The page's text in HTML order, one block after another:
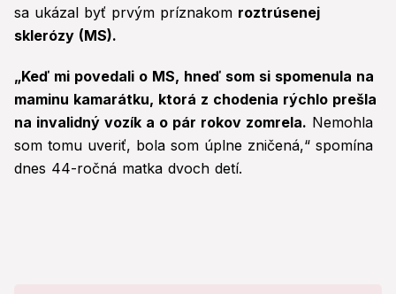
sa ukázal byť prvým príznakom roztrúsenej
sklerózy (MS).
„Keď mi povedali o MS, hneď som si spomenula na
maminu kamarátku, ktorá z chodenia rýchlo prešla
na invalidný vozík a o pár rokov zomrela. Nemohla
som tomu uveriť, bola som úplne zničená,“ spomína
dnes 44-ročná matka dvoch detí.